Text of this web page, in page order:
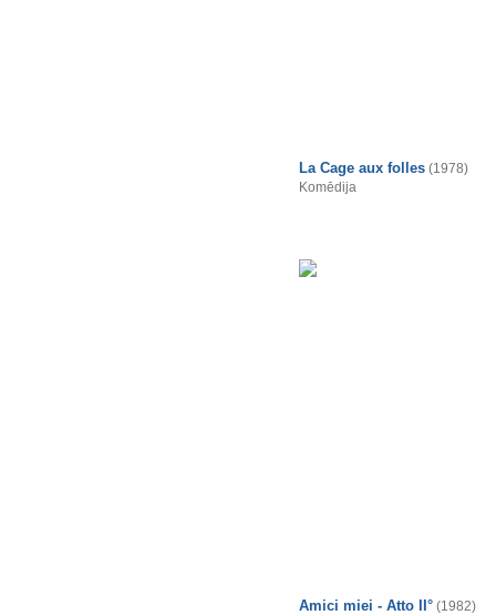
La Cage aux folles (1978)
Komēdija
Amici miei - Atto II° (1982)